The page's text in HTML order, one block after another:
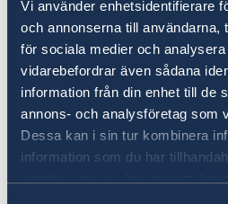
Vi använder enhetsidentifierare
och annonserna till användarna,
för sociala medier och
vidarebefordrar även sådana
information från din enhet till de
annons- och analysföretag som
Dessa kan i sin tur kombinera
information som du har
Сообщить о подозрениях
преступления или иные
английском языке)